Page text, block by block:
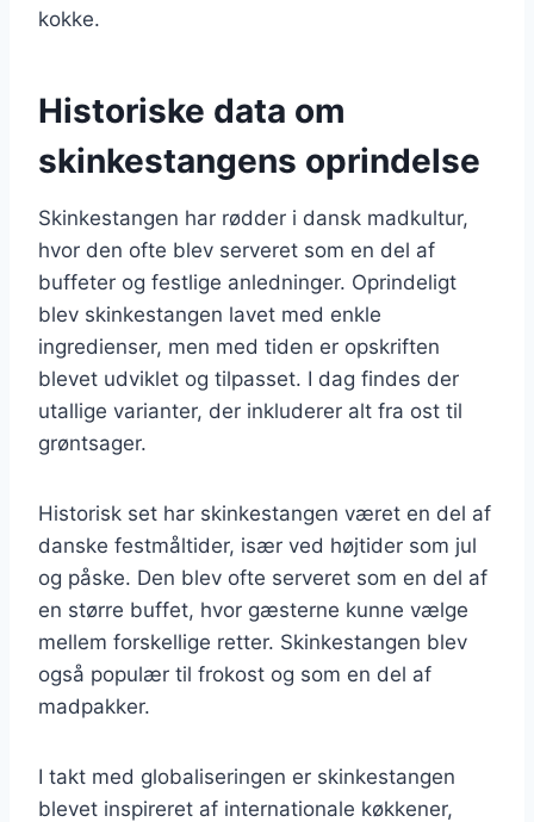
kokke.
Historiske data om
skinkestangens oprindelse
Skinkestangen har rødder i dansk madkultur,
hvor den ofte blev serveret som en del af
buffeter og festlige anledninger. Oprindeligt
blev skinkestangen lavet med enkle
ingredienser, men med tiden er opskriften
blevet udviklet og tilpasset. I dag findes der
utallige varianter, der inkluderer alt fra ost til
grøntsager.
Historisk set har skinkestangen været en del af
danske festmåltider, især ved højtider som jul
og påske. Den blev ofte serveret som en del af
en større buffet, hvor gæsterne kunne vælge
mellem forskellige retter. Skinkestangen blev
også populær til frokost og som en del af
madpakker.
I takt med globaliseringen er skinkestangen
blevet inspireret af internationale køkkener,